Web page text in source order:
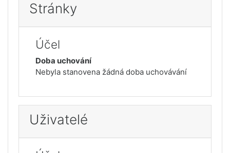
Stránky
Účel
Doba uchování
Nebyla stanovena žádná doba uchovávání
Uživatelé